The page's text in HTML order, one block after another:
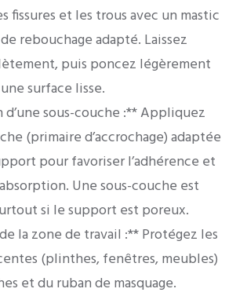
fissures et les trous avec un mastic
rebouchage adapté. Laissez
puis poncez légèrement
surface lisse.
sous-couche :** Appliquez
(primaire d’accrochage) adaptée
pour favoriser l’adhérence et
Une sous-couche est
si le support est poreux.
la zone de travail :** Protégez les
(plinthes, fenêtres, meubles)
et du ruban de masquage.